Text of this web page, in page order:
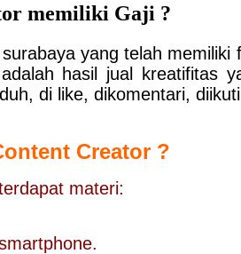
memiliki Gaji ?
yang telah
hasil jual kreatifitas
di like, dikomentari,
Creator ?
materi: